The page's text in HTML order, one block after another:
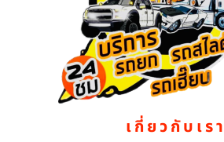
เกี่ยวกับเรา